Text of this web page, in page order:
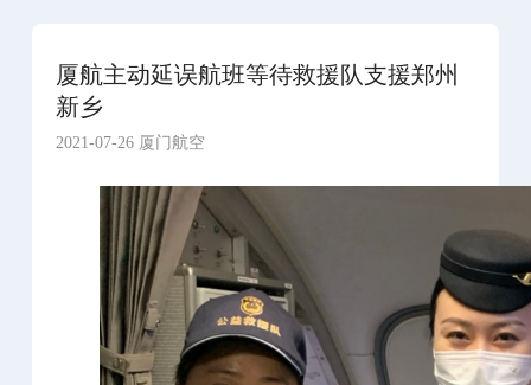
厦航主动延误航班等待救援队支援郑州
新乡
2021-07-26 厦门航空